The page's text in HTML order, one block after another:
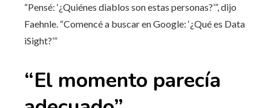
“Pensé: ‘¿Quiénes diablos son estas personas?’”, dijo
Faehnle. “Comencé a buscar en Google: ‘¿Qué es Data
iSight?’”
“El momento parecía